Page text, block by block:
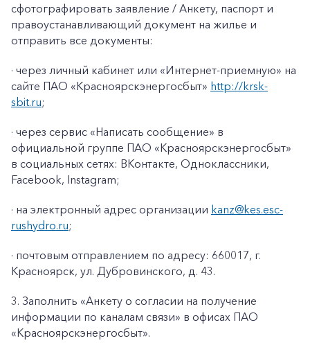
сфотографировать заявление / Анкету, паспорт и
правоустанавливающий документ на жилье и
отправить все документы:
· через личный кабинет или «Интернет-приемную» на
сайте ПАО «Красноярскэнергосбыт» http://krsk-
sbit.ru;
· через сервис «Написать сообщение» в
официальной группе ПАО «Красноярскэнергосбыт»
в социальных сетях: ВКонтакте, Одноклассники,
Facebook, Instagram;
· на электронный адрес организации kanz@kes.esc-
rushydro.ru;
· почтовым отправлением по адресу: 660017, г.
Красноярск, ул. Дубровинского, д. 43.
3. Заполнить «Анкету о согласии на получение
информации по каналам связи» в офисах ПАО
«Красноярскэнергосбыт».